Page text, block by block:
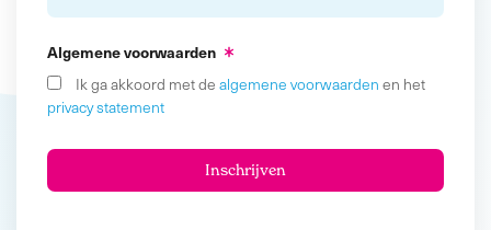
Algemene voorwaarden
Ik ga akkoord met de algemene voorwaarden en het
privacy statement